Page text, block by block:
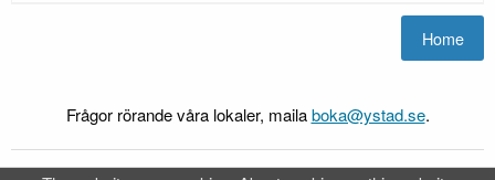
Frågor rörande våra lokaler, mailaboka@ystad.se.